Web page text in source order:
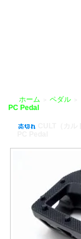
ホーム ペダル
PC Pedal